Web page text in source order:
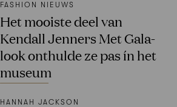
FASHION NIEUWS
Het mooiste deel van
Kendall Jenners Met Gala-
look onthulde ze pas ín het
museum
HANNAH JACKSON